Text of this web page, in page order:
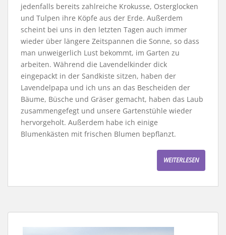
jedenfalls bereits zahlreiche Krokusse, Osterglocken
und Tulpen ihre Köpfe aus der Erde. Außerdem
scheint bei uns in den letzten Tagen auch immer
wieder über längere Zeitspannen die Sonne, so dass
man unweigerlich Lust bekommt, im Garten zu
arbeiten. Während die Lavendelkinder dick
eingepackt in der Sandkiste sitzen, haben der
Lavendelpapa und ich uns an das Bescheiden der
Bäume, Büsche und Gräser gemacht, haben das Laub
zusammengefegt und unsere Gartenstühle wieder
hervorgeholt. Außerdem habe ich einige
Blumenkästen mit frischen Blumen bepflanzt.
WEITERLESEN